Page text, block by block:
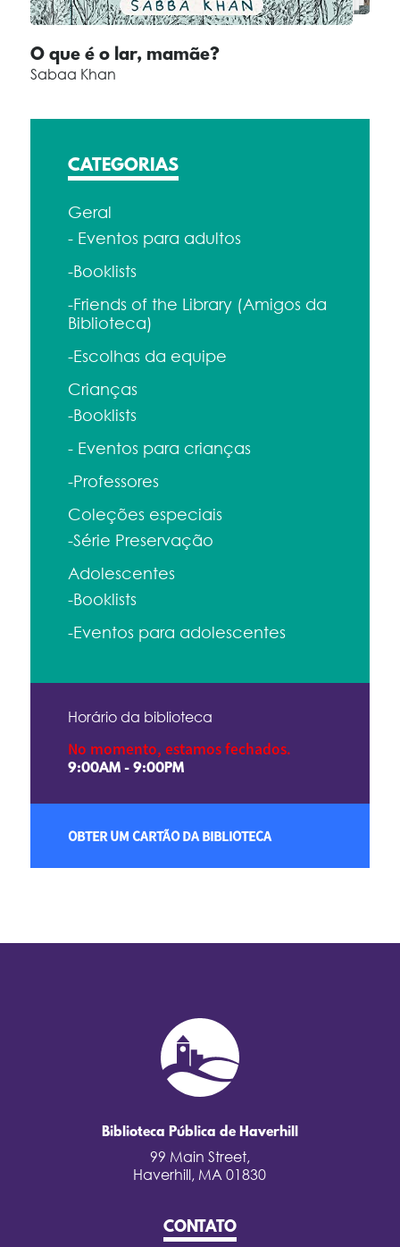
O que é o lar, mamãe?
Sabaa Khan
CATEGORIAS
Geral
- Eventos para adultos
-Booklists
-Friends of the Library (Amigos da
Biblioteca)
-Escolhas da equipe
Crianças
-Booklists
- Eventos para crianças
-Professores
Coleções especiais
-Série Preservação
Adolescentes
-Booklists
-Eventos para adolescentes
Horário da biblioteca
No momento, estamos fechados.
9:00AM - 9:00PM
OBTER UM CARTÃO DA BIBLIOTECA
Biblioteca Pública de Haverhill
99 Main Street,
Haverhill, MA 01830
CONTATO